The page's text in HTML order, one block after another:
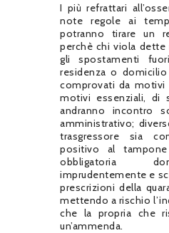
I più refrattari
note regole ai
potranno tirare un
perchè chi viola
gli spostamenti
residenza o
comprovati da motivi
motivi essenziali, di
andranno incontro
amministrativo;
trasgressore sia
positivo al
obbligatoria
imprudentemente e
prescrizioni della
mettendo a rischio
che la propria che
un’ammenda.